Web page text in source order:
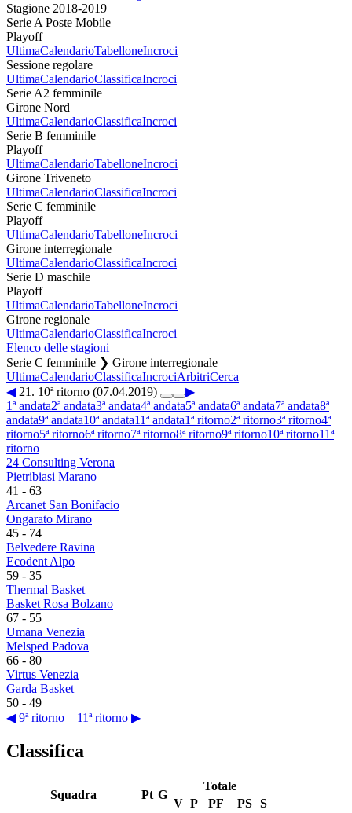
Stagione 2018-2019
Serie A Poste Mobile
Playoff
UltimaCalendarioTabelloneIncroci
Sessione regolare
UltimaCalendarioClassificaIncroci
Serie A2 femminile
Girone Nord
UltimaCalendarioClassificaIncroci
Serie B femminile
Playoff
UltimaCalendarioTabelloneIncroci
Girone Triveneto
UltimaCalendarioClassificaIncroci
Serie C femminile
Playoff
UltimaCalendarioTabelloneIncroci
Girone interregionale
UltimaCalendarioClassificaIncroci
Serie D maschile
Playoff
UltimaCalendarioTabelloneIncroci
Girone regionale
UltimaCalendarioClassificaIncroci
Elenco delle stagioni
Serie C femminile ❯ Girone interregionale
UltimaCalendarioClassificaIncrociArbitriCerca
◀21. 10ª ritorno (07.04.2019)
▶
1ª andata2ª andata3ª andata4ª andata5ª andata6ª andata7ª andata8ª
andata9ª andata10ª andata11ª andata1ª ritorno2ª ritorno3ª ritorno4ª
ritorno5ª ritorno6ª ritorno7ª ritorno8ª ritorno9ª ritorno10ª ritorno11ª
ritorno
24 Consulting Verona
Pietribiasi Marano
41 - 63
Arcanet San Bonifacio
Ongarato Mirano
45 - 74
Belvedere Ravina
Ecodent Alpo
59 - 35
Thermal Basket
Basket Rosa Bolzano
67 - 55
Umana Venezia
Melsped Padova
66 - 80
Virtus Venezia
Garda Basket
50 - 49
◀ 9ª ritorno
11ª ritorno ▶
Classifica
Squadra Pt G
Totale
V P PF PS
S